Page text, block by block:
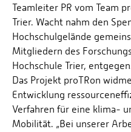
Teamleiter PR vom Team
Trier. Wacht nahm den
Hochschulgelände
Mitgliedern des
Hochschule Trier,
Das Projekt proTRon
Entwicklung
Verfahren für eine klima-
Mobilität. „Bei unserer